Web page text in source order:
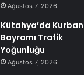
Ağustos 7, 2026
Kütahya’da Kurban
Bayramı Trafik
Yoğunluğu
Ağustos 7, 2026